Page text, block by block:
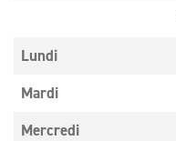
Lundi
Mardi
Mercredi